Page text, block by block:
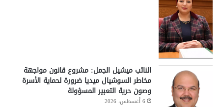
النائب ميشيل الجمل: مشروع قانون مواجهة
مخاطر السوشيال ميديا ضرورة لحماية الأسرة
وصون حرية التعبير المسؤولة
6 أغسطس، 2026